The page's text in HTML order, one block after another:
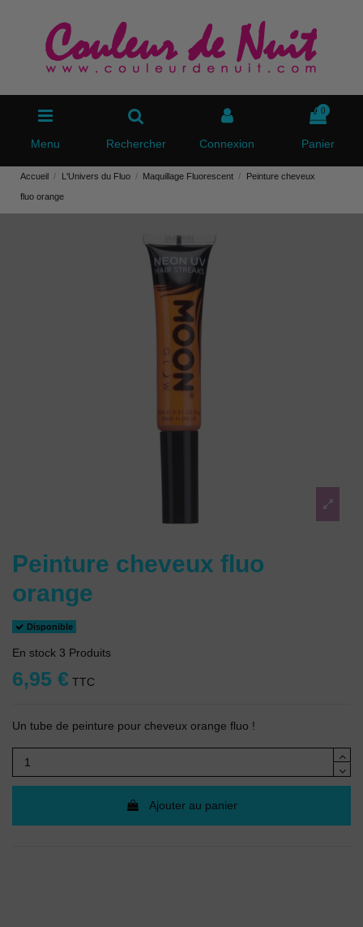
Menu Rechercher Connexion
0
Panier
Accueil L'Univers du Fluo Maquillage Fluorescent Peinture cheveux
fluo orange
Peinture cheveux fluo
orange
Disponible
En stock 3 Produits
6,95 € TTC
Un tube de peinture pour cheveux orange fluo !
Ajouter au panier